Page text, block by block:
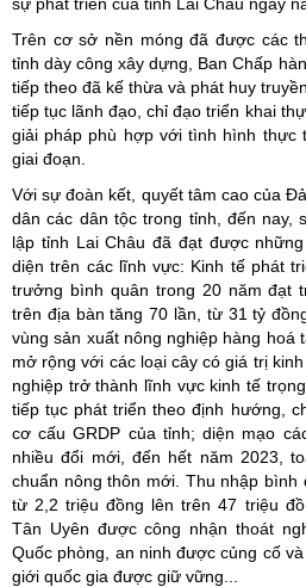
Trên cơ sở nền móng đã được các
tỉnh dày công xây dựng, Ban Chấp
tiếp theo đã kế thừa và phát huy
tiếp tục lãnh đạo, chỉ đạo triển khai
giải pháp phù hợp với tình hình thực
giai đoạn.
Với sự đoàn kết, quyết tâm cao của
dân các dân tộc trong tỉnh, đến nay,
lập tỉnh Lai Châu đã đạt được
diện trên các lĩnh vực: Kinh tế phát
trưởng bình quân trong 20 năm đạt
trên địa bàn tăng 70 lần, từ 31 tỷ
vùng sản xuất nông nghiệp hàng hoá
mở rộng với các loại cây có giá trị
nghiệp trở thành lĩnh vực kinh tế
tiếp tục phát triển theo định hướng,
cơ cấu GRDP của tỉnh; diện mạo
nhiều đổi mới, đến hết năm 2023,
chuẩn nông thôn mới. Thu nhập bình
từ 2,2 triệu đồng lên trên 47 triệu
Tân Uyên được công nhận thoát
Quốc phòng, an ninh được củng cố
giới quốc gia được giữ vững...